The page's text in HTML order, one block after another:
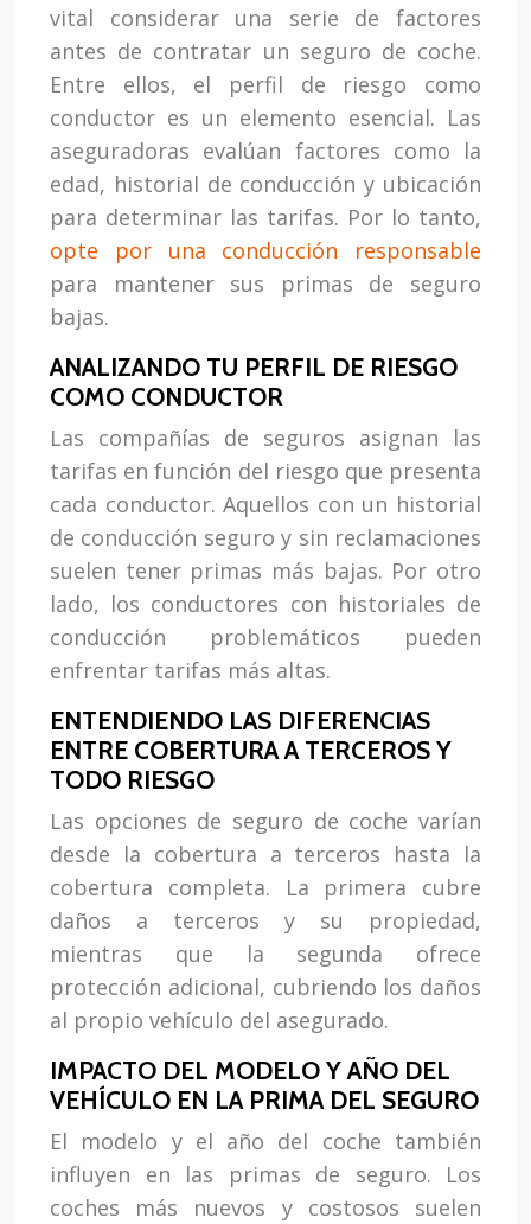
vital considerar una serie de factores
antes de contratar un seguro de coche.
Entre ellos, el perfil de riesgo como
conductor es un elemento esencial. Las
aseguradoras evalúan factores como la
edad, historial de conducción y ubicación
para determinar las tarifas. Por lo tanto,
opte por una conducción responsable
para mantener sus primas de seguro
bajas.
ANALIZANDO TU PERFIL DE RIESGO
COMO CONDUCTOR
Las compañías de seguros asignan las
tarifas en función del riesgo que presenta
cada conductor. Aquellos con un historial
de conducción seguro y sin reclamaciones
suelen tener primas más bajas. Por otro
lado, los conductores con historiales de
conducción problemáticos pueden
enfrentar tarifas más altas.
ENTENDIENDO LAS DIFERENCIAS
ENTRE COBERTURA A TERCEROS Y
TODO RIESGO
Las opciones de seguro de coche varían
desde la cobertura a terceros hasta la
cobertura completa. La primera cubre
daños a terceros y su propiedad,
mientras que la segunda ofrece
protección adicional, cubriendo los daños
al propio vehículo del asegurado.
IMPACTO DEL MODELO Y AÑO DEL
VEHÍCULO EN LA PRIMA DEL SEGURO
El modelo y el año del coche también
influyen en las primas de seguro. Los
coches más nuevos y costosos suelen